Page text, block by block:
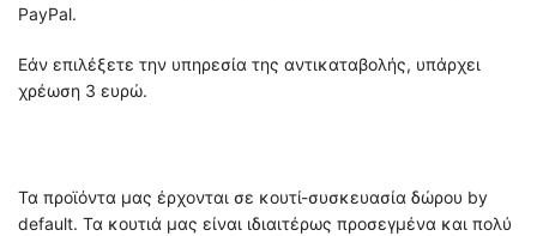
PayPal.
Εάν επιλέξετε την υπηρεσία της αντικαταβολής, υπάρχει
χρέωση 3 ευρώ.
Τα προϊόντα μας έρχονται σε κουτί-συσκευασία δώρου by
default. Τα κουτιά μας είναι ιδιαιτέρως προσεγμένα και πολύ